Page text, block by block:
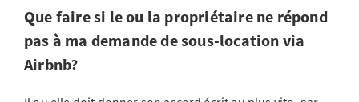
Que faire si le ou la propriétaire ne répond
pas à ma demande de sous-location via
Airbnb?